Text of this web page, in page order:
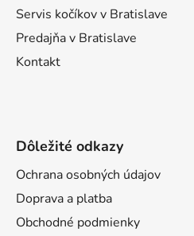
Servis kočíkov v Bratislave
Predajňa v Bratislave
Kontakt
Dôležité odkazy
Ochrana osobných údajov
Doprava a platba
Obchodné podmienky